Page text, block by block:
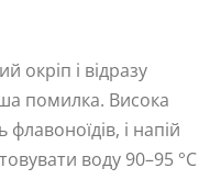
окріп і відразу
помилка. Висока
і напій
воду 90–95 °C